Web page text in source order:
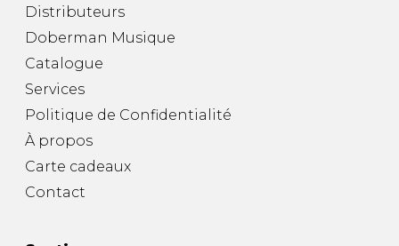
Distributeurs
Doberman Musique
Catalogue
Services
Politique de Confidentialité
À propos
Carte cadeaux
Contact